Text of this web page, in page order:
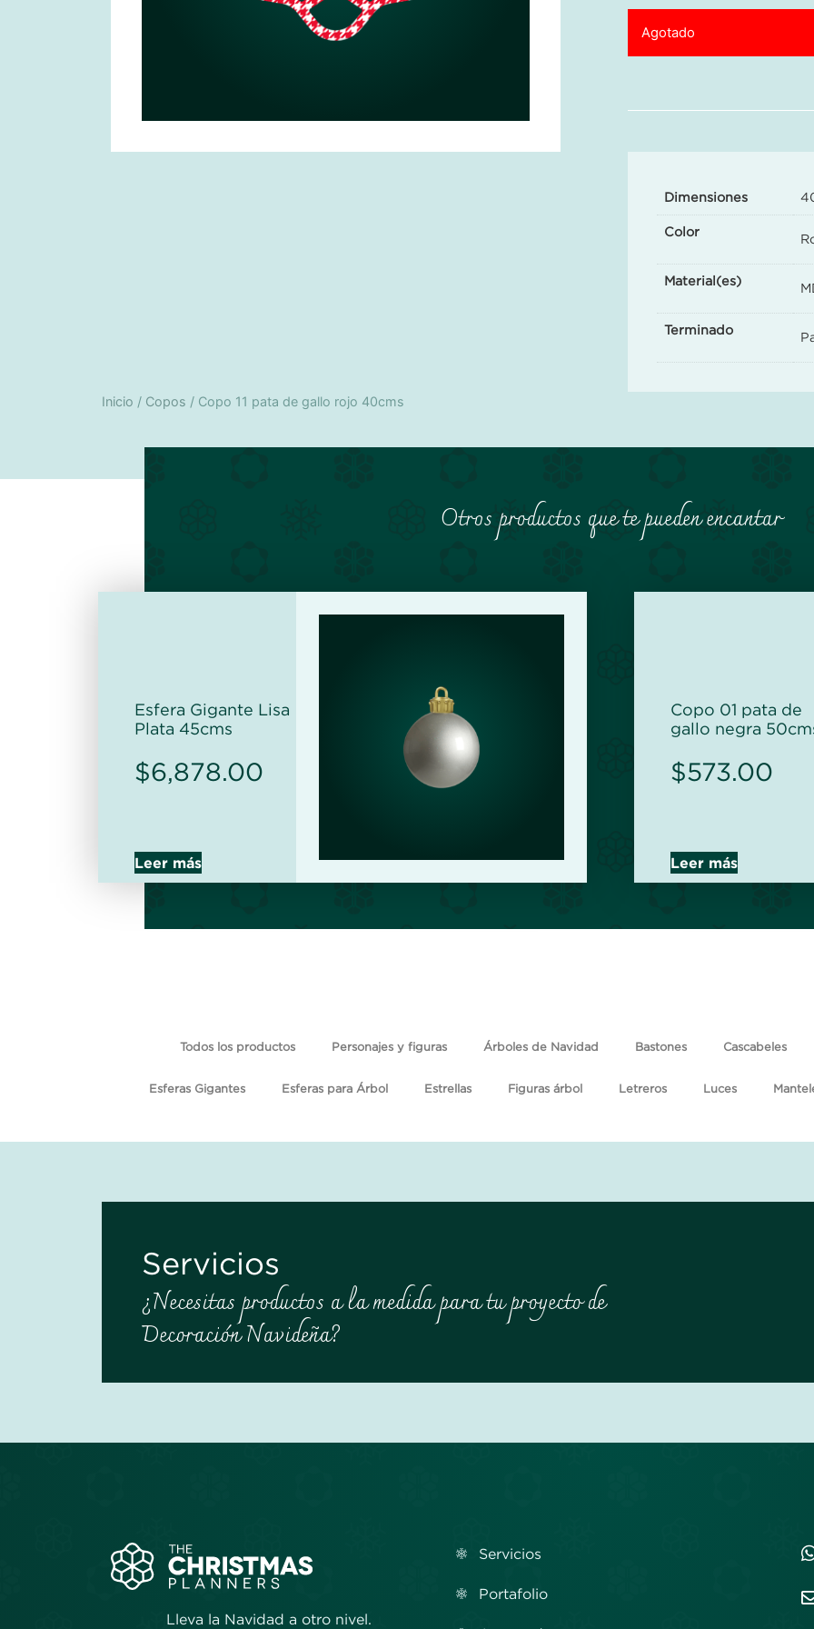
Agotado
Dimensiones
Color
Material(es)
Terminado
Inicio / Copos / Copo 11 pata de gallo rojo 40cms
Otros productos que te pueden encantar
Esfera Gigante Lisa
Plata 45cms
$6,878.00
Leer más
Copo 01 pata de
gallo negra
$573.00
Leer más
Todos los productos Personajes y figuras Árboles de Navidad Bastones Cascabeles
Esferas Gigantes Esferas para Árbol Estrellas Figuras árbol Letreros Luces
Servicios
¿Necesitas productos a la medida para tu proyecto de
Decoración Navideña?
Lleva la Navidad a otro nivel.
Servicios
Portafolio